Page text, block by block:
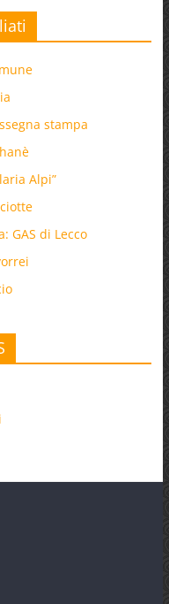
stampa
Alpi”
GAS di Lecco